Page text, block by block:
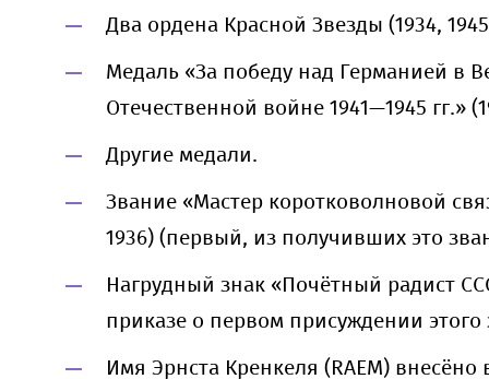
Два ордена Красной Звезды (1934,
Медаль «За победу над Германией в
Отечественной войне 1941—1945 гг.»
Другие медали.
Звание «Мастер коротковолновой
1936) (первый, из получивших это
Нагрудный знак «Почётный радист
приказе о первом присуждении этого
Имя Эрнста Кренкеля (RAEM) внесёно